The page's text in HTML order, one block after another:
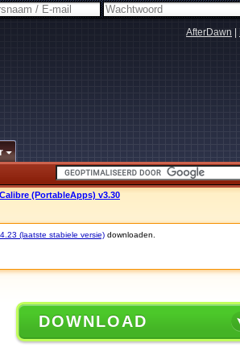
AfterDawn
Calibre (PortableApps) v3.30
(laatste stabiele versie) downloaden.
DOWNLOAD